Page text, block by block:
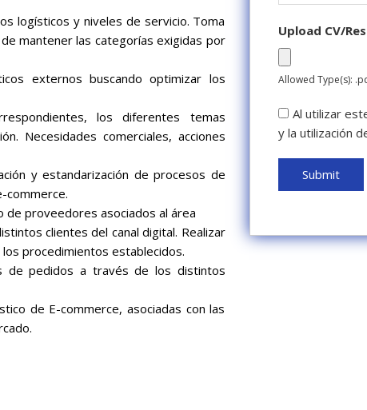
logísticos y niveles de servicio. Toma
mantener las categorías exigidas por
externos buscando optimizar los
los diferentes temas
Necesidades comerciales, acciones
y estandarización de procesos de
commerce.
proveedores asociados al área
clientes del canal digital. Realizar
procedimientos establecidos.
de pedidos a través de los distintos
de E-commerce, asociadas con las
Upload CV/
Allowed Type(s):
Al utilizar
y la utilización